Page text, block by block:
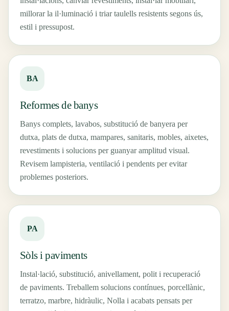
millorar la il·luminació i triar taulells resistents segons ús,
estil i pressupost.
BA
Reformes de banys
Banys complets, lavabos, substitució de banyera per
dutxa, plats de dutxa, mampares, sanitaris, mobles, aixetes,
revestiments i solucions per guanyar amplitud visual.
Revisem lampisteria, ventilació i pendents per evitar
problemes posteriors.
PA
Sòls i paviments
Instal·lació, substitució, anivellament, polit i recuperació
de paviments. Treballem solucions contínues, porcellànic,
terratzo, marbre, hidràulic, Nolla i acabats pensats per